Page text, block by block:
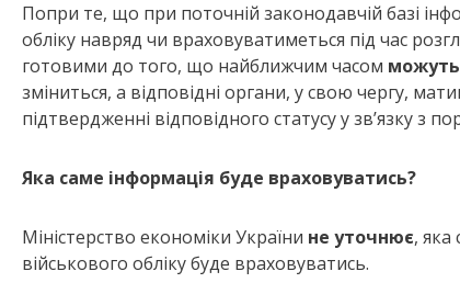
Попри те, що при поточній законодавчій базі
обліку навряд чи враховуватиметься під час
готовими до того, що найближчим часом можуть
зміниться, а відповідні органи, у свою чергу,
підтвердженні відповідного статусу у зв’язку з
Яка саме інформація буде враховуватись?
Міністерство економіки України не уточнює, яка
військового обліку буде враховуватись.